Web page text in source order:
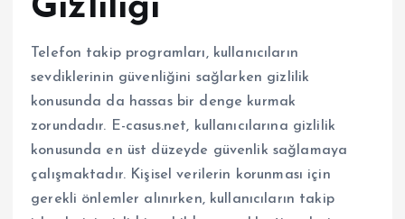
Gizliliği
Telefon takip programları, kullanıcıların
sevdiklerinin güvenliğini sağlarken gizlilik
konusunda da hassas bir denge kurmak
zorundadır. E-casus.net, kullanıcılarına gizlilik
konusunda en üst düzeyde güvenlik sağlamaya
çalışmaktadır. Kişisel verilerin korunması için
gerekli önlemler alınırken, kullanıcıların takip